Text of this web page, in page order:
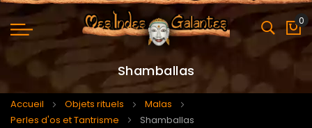
0
Shamballas
Accueil Objets rituels
Malas
Perles d'os et Tantrisme
Shamballas